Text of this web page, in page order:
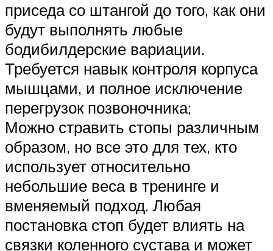
приседа со штангой до того, как они
будут выполнять любые
бодибилдерские вариации.
Требуется навык контроля корпуса
мышцами, и полное исключение
перегрузок позвоночника;
Можно стравить стопы различным
образом, но все это для тех, кто
использует относительно
небольшие веса в тренинге и
вменяемый подход. Любая
постановка стоп будет влиять на
связки коленного сустава и может